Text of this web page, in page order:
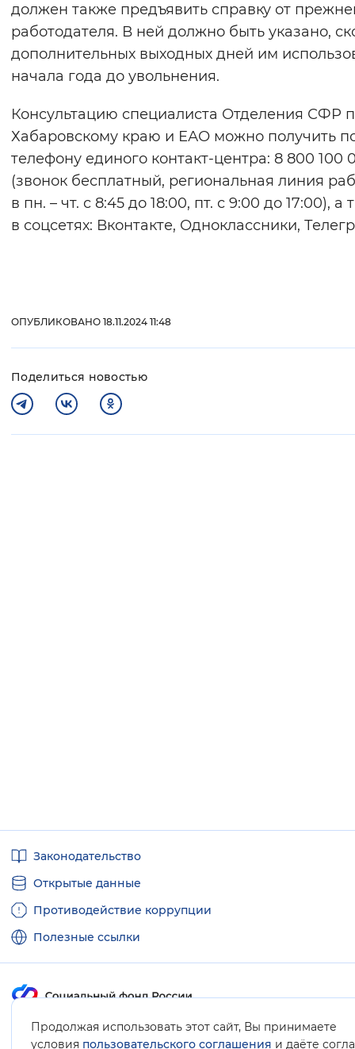
должен также предъявить справку от
работодателя. В ней должно быть указано,
дополнительных выходных дней им
начала года до увольнения.
Консультацию специалиста Отделения СФР
Хабаровскому краю и ЕАО можно получить
телефону единого контакт-центра: 8 800 100
(звонок бесплатный, региональная линия
в пн. – чт. с 8:45 до 18:00, пт. с 9:00 до 17:00), а
в соцсетях: Вконтакте, Одноклассники,
ОПУБЛИКОВАНО 18.11.2024 11:48
Поделиться новостью
Продолжая использовать этот сайт, Вы принимаете
условия пользовательского соглашения и даёте
ссылкиЗаконодательство
Открытые данные
Противодействие коррупции
Полезные ссылки
Карта сайта